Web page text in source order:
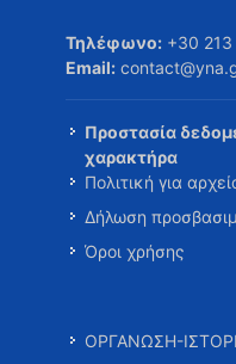
Τηλέφωνο: +30 213
Email:
Προστασία
χαρακτήρα
Πολιτική για
Δήλωση
Όροι χρήσης
ΟΡΓΑΝΩΣΗ-